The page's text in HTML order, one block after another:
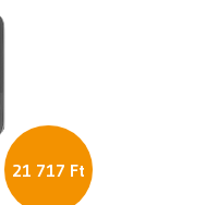
21 717 Ft